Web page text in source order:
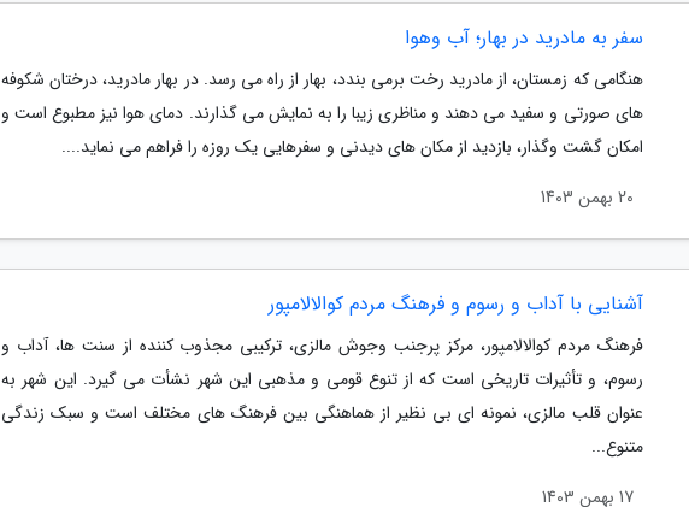
سفر به مادرید در بهار؛ آب وهوا
هنگامی که زمستان، از مادرید رخت برمی بندد، بهار از راه می رسد. در بهار مادرید، درختان شکوفه
های صورتی و سفید می دهند و مناظری زیبا را به نمایش می گذارند. دمای هوا نیز مطبوع است و
امکان گشت وگذار، بازدید از مکان های دیدنی و سفرهایی یک روزه را فراهم می نماید....
20 بهمن 1403
آشنایی با آداب و رسوم و فرهنگ مردم کوالالامپور
فرهنگ مردم کوالالامپور، مرکز پرجنب وجوش مالزی، ترکیبی مجذوب کننده از سنت ها، آداب و
رسوم، و تأثیرات تاریخی است که از تنوع قومی و مذهبی این شهر نشأت می گیرد. این شهر به
عنوان قلب مالزی، نمونه ای بی نظیر از هماهنگی بین فرهنگ های مختلف است و سبک زندگی
متنوع...
17 بهمن 1403